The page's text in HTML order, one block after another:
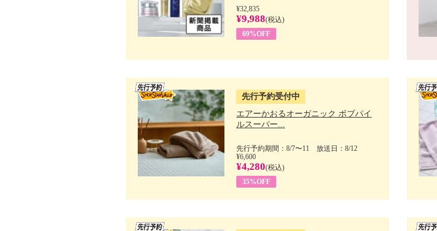
¥32,835
¥9,988(税込)
69%OFF
先行予約受付中
エアーかおるオーガニック ボブパイ
ルスーパー...
先行予約期間：8/7〜11 放送日：8/12
¥6,600
¥4,280(税込)
35%OFF